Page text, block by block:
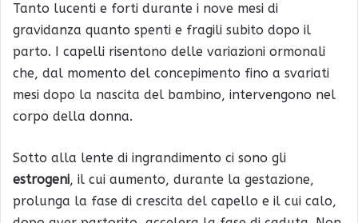
Tanto lucenti e forti durante i nove mesi di
gravidanza quanto spenti e fragili subito dopo il
parto. I capelli risentono delle variazioni ormonali
che, dal momento del concepimento fino a svariati
mesi dopo la nascita del bambino, intervengono nel
corpo della donna.
Sotto alla lente di ingrandimento ci sono gli
estrogeni, il cui aumento, durante la gestazione,
prolunga la fase di crescita del capello e il cui calo,